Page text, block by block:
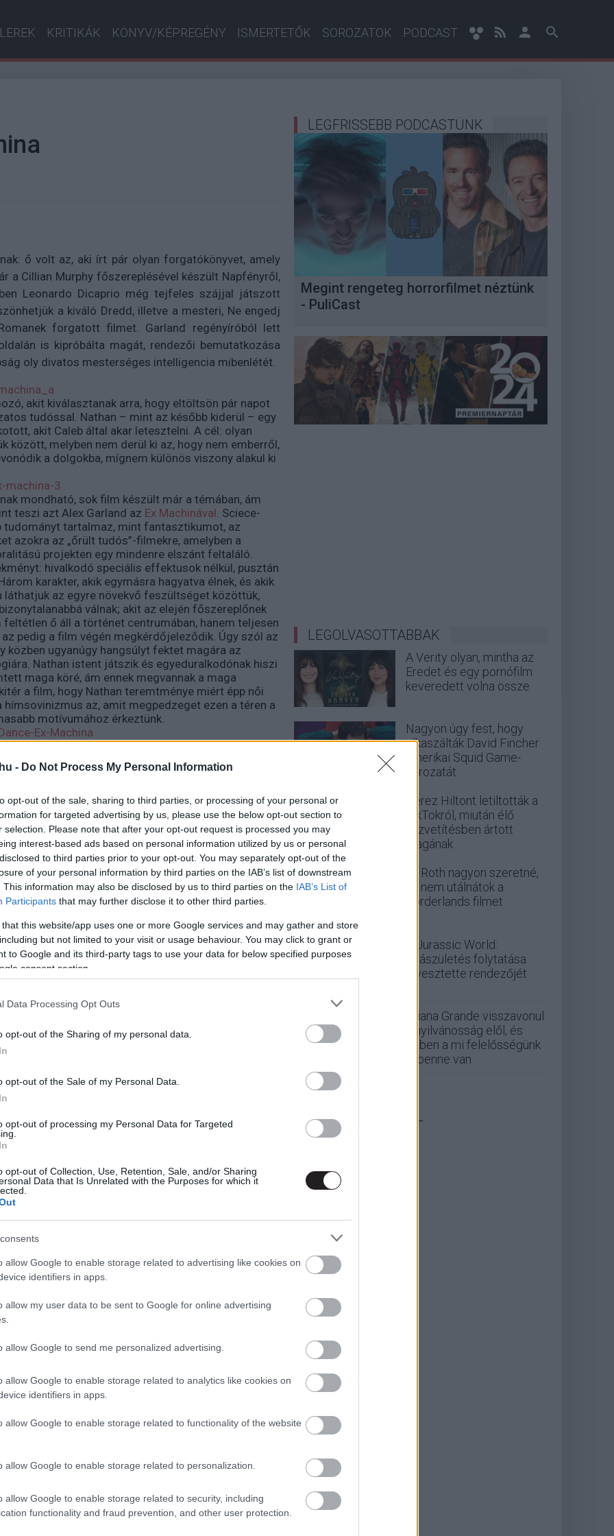
- Do Not Process My Personal Information
opt-out of the sale, sharing to third parties, or processing of your personal or
for targeted advertising by us, please use the below opt-out section to
selection. Please note that after your opt-out request is processed you may
interest-based ads based on personal information utilized by us or personal
to third parties prior to your opt-out. You may separately opt-out of the
of your personal information by third parties on the IAB’s list of downstream
This information may also be disclosed by us to third parties on the IAB’s List of
Participants that may further disclose it to other third parties.
that this website/app uses one or more Google services and may gather and store
but not limited to your visit or usage behaviour. You may click to grant or
to Google and its third-party tags to use your data for below specified purposes
consent section.
Data Processing Opt Outs
opt-out of the Sharing of my personal data.
opt-out of the Sale of my Personal Data.
opt-out of processing my Personal Data for Targeted
opt-out of Collection, Use, Retention, Sale, and/or Sharing
Data that Is Unrelated with the Purposes for which it
allow Google to enable storage related to advertising like cookies on
identifiers in apps.
allow my user data to be sent to Google for online advertising
allow Google to send me personalized advertising.
allow Google to enable storage related to analytics like cookies on
identifiers in apps.
allow Google to enable storage related to functionality of the website
allow Google to enable storage related to personalization.
allow Google to enable storage related to security, including
functionality and fraud prevention, and other user protection.
KRITIKÁK KÖNYV/KÉPREGÉNY ISMERTETŐK SOROZATOK PODCAST
ő volt az, aki írt pár olyan forgatókönyvet, amely
a Cillian Murphy főszereplésével készült Napfényről,
Leonardo Dicaprio még tejfeles szájjal játszott
a kiváló Dredd, illetve a mesteri, Ne engedj
forgatott filmet. Garland regényíróból lett
is kipróbálta magát, rendezői bemutatkozása
oly divatos mesterséges intelligencia mibenlétét.
akit kiválasztanak arra, hogy eltöltsön pár napot
tudóssal. Nathan – mint az később kiderül – egy
akit Caleb által akar letesztelni. A cél: olyan
között, melyben nem derül ki az, hogy nem emberről,
a dolgokba, mígnem különös viszony alakul ki
mondható, sok film készült már a témában, ám
teszi azt Alex Garland az Ex Machinával. Sciece-
tartalmaz, mint fantasztikumot, az
azokra az „őrült tudós”-filmekre, amelyben a
projekten egy mindenre elszánt feltaláló.
hivalkodó speciális effektusok nélkül, pusztán
karakter, akik egymásra hagyatva élnek, és akik
az egyre növekvő feszültséget közöttük,
válnak; akit az elején főszereplőnek
feltétlen ő áll a történet centrumában, hanem teljesen
pedig a film végén megkérdőjeleződik. Úgy szól az
közben ugyanúgy hangsúlyt fektet magára az
Nathan istent játszik és egyeduralkodónak hiszi
maga köré, ám ennek megvannak a maga
a film, hogy Nathan teremtménye miért épp női
az, amit megpedzeget ezen a téren a
motívumához érkeztünk.
Garland a modern férfi-női viszonyokat, illetve a
Kevésbé foglalkozik ugyanis a
a lélektannal és a mögöttes gondolatokkal
tálalva. Ava (Alice Vikander)
értelmezhető ugyan szó szerint is (azaz: a gép
olvashatjuk úgy is, hogy a női nem kitör béklyóiból
szexre használják. Akárhogy is nézzük és
lenyűgöző és gondolkodásra készteti nézőjét.
kevésbé mondható, de annál inkább
gondolatok. Ha mindez nem volna elég ahhoz, hogy
említeni - mind Gleeson, mind pedig Isaac
megjelenésével hitelesen hozza a különc
vicces, félelmetes és titokzatos játéka manírok
Vikander is, akinek szerepe első ránézésre nem
teret biztosít neki, hogy egy robot szerepében is
bebizonyítsa rátermettségét a szerepre.
forgatókönyv garantálják azt, hogy egy
legyen része az embernek.
fő alapvetését: sose az az áldozat akit elsőnek
opció lenne. Ezzel finoman azt is előrevetíti a
bele a saját csapdájába Mátyássy Áron. Igazi,
és aminek láttán bizalmat szavazhatunk a hazai
Dorka) sikeres védőügyvéd, aki egy sikeres
védettjével vadászatra indul Erdélybe, hiszen
árt. Az ünneplés és a vadászat azonban nem várt
amivel aztán problémák sokaságát rántja
meg a hazugságok, ahogy az lenni szokott: ha
kvázi újítónak bizonyul a magyar filmes
él és hollywood-i pajtásaitól elsajátított fogásokkal
eszközök mellett igyekszik belecsenni egy finom
LEGFRISSEBB PODCASTÜNK
Megint rengeteg horrorfilmet néztünk
- PuliCast
LEGOLVASOTTABBAK
A Verity olyan, mintha az
Eredet és egy pornófilm
keveredett volna össze
Nagyon úgy fest, hogy
elkaszálták David Fincher
amerikai Squid Game-
sorozatát
Perez Hiltont letiltották a
TikTokról, miután élő
közvetítésben ártott
magának
Eli Roth nagyon szeretné,
ha nem utálnátok a
Borderlands filmet
A Jurassic World:
Újjászületés folytatása
elvesztette rendezőjét
Ariana Grande visszavonul
a nyilvánosság elől, és
ebben a mi felelősségünk
is benne van